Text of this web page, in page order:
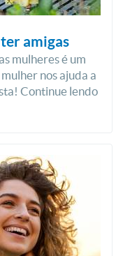
amigas
mulheres é um
nos ajuda a
Continue lendo